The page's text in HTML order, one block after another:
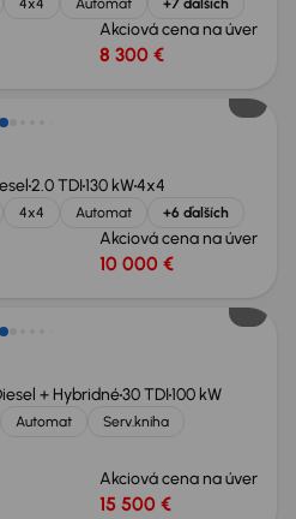
4x4 Automat +7 ďalších
Akciová cena na úver
8 300 €
2.0 TDI130 kW4x4
4x4 Automat +6 ďalších
Akciová cena na úver
10 000 €
+ Hybridné30 TDI100 kW
Automat
Serv.kniha
Akciová cena na úver
15 500 €